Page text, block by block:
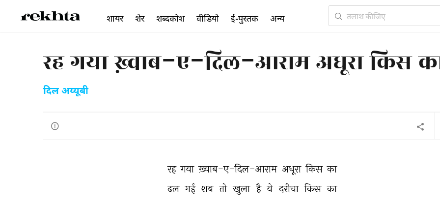
रह गया ख़्वाब-ए-दिल-आराम अधूरा किस
दिल अय्यूबी
रह गया ख़्वाब-ए-दिल-आराम अधूरा किस का
ढल गई शब तो खुला है ये दरीचा किस का
शायर शेर शब्दकोश वीडियो ई-पुस्तक अन्य